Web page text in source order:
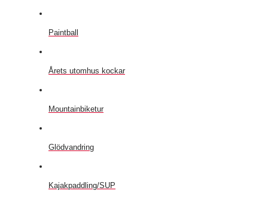
Paintball
Årets utomhus kockar
Mountainbiketur
Glödvandring
Kajakpaddling/SUP